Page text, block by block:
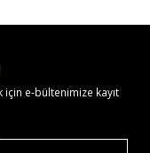
e-bültenimize kayıt